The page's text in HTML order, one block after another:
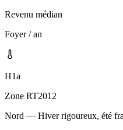
Revenu médian
Foyer / an
H1a
Zone RT2012
Nord — Hiver rigoureux, été